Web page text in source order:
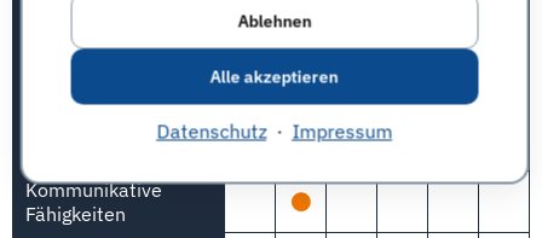
Ablehnen
Alle akzeptieren
Datenschutz· Impressum
Kurze Studiendauer
Auslandserfahrung
Außeruniversitäres
Kommunikative
Fähigkeiten